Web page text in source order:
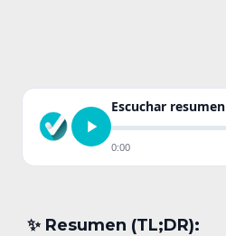
Escuchar resumen
0:00
✨︎ Resumen (TL;DR):